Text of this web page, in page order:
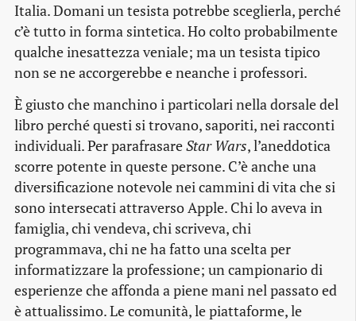
Italia. Domani un tesista potrebbe sceglierla, perché
c’è tutto in forma sintetica. Ho colto probabilmente
qualche inesattezza veniale; ma un tesista tipico
non se ne accorgerebbe e neanche i professori.
È giusto che manchino i particolari nella dorsale del
libro perché questi si trovano, saporiti, nei racconti
individuali. Per parafrasareStar Wars, l’aneddotica
scorre potente in queste persone. C’è anche una
diversificazione notevole nei cammini di vita che si
sono intersecati attraverso Apple. Chi lo aveva in
famiglia, chi vendeva, chi scriveva, chi
programmava, chi ne ha fatto una scelta per
informatizzare la professione; un campionario di
esperienze che affonda a piene mani nel passato ed
è attualissimo. Le comunità, le piattaforme, le